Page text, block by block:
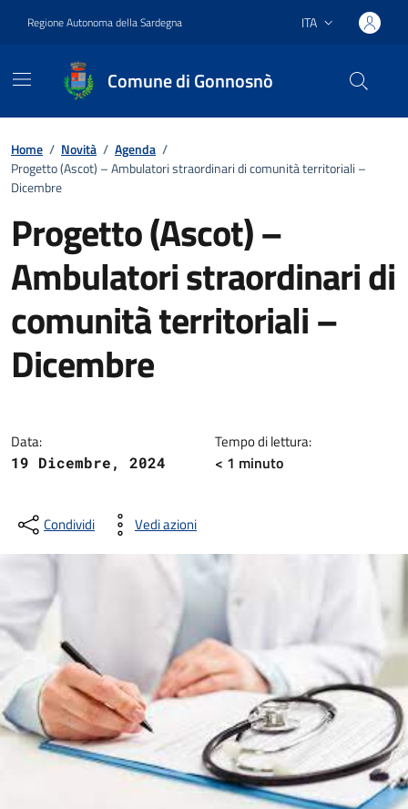
Regione Autonoma della Sardegna Lingua attiva:
ITA
Comune di Gonnosnò
Home / Novità / Agenda /
Progetto (Ascot) – Ambulatori straordinari di comunità territoriali –
Dicembre
Progetto (Ascot) –
Ambulatori straordinari di
comunità territoriali –
Dicembre
Data:
19 Dicembre, 2024
Tempo di lettura:
< 1 minuto
Condividi Vedi azioni